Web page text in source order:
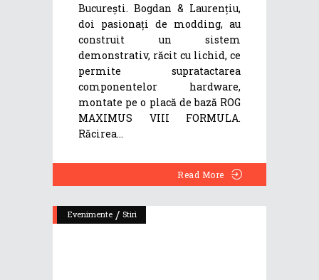
București. Bogdan & Laurențiu,
doi pasionați de modding, au
construit un sistem
demonstrativ, răcit cu lichid, ce
permite supratactarea
componentelor hardware,
montate pe o placă de bază ROG
MAXIMUS VIII FORMULA.
Răcirea
Read More
Evenimente / Stiri